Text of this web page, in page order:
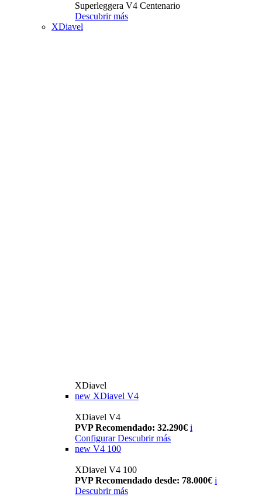
Superleggera V4 Centenario
Descubrir más
XDiavel
XDiavel
new XDiavel V4
XDiavel V4
PVP Recomendado: 32.290€ i
Configurar Descubrir más
new V4 100
XDiavel V4 100
PVP Recomendado desde: 78.000€ i
Descubrir más